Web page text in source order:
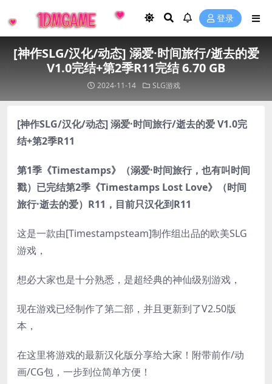
登录
[神作SLG/汉化/动态] 溺爱·时间旅行/逝去的爱
V1.0完结+第2季R11完结 6.70 GB
2024-11-14 SLG游戏
[神作SLG/汉化/动态] 溺爱·时间旅行/逝去的爱 V1.0完
结+第2季R11
第1季《Timestamps》（溺爱·时间旅行，也有叫时间
戳）已完结第2季《Timestamps Lost Love》（时间
旅行·逝去的爱）R11，目前只汉化到R11
这是一款由[Timestampsteam]制作组出品的欧美SLG
游戏，
想必大家也是十分熟悉，是超经典的神仙级别游戏，
现在游戏已经制作了第二部，并且更新到了V2.50版
本，
在这里将游戏的最新汉化版分享给大家！附带前作/动
画/CG包，一步到位简单方便！